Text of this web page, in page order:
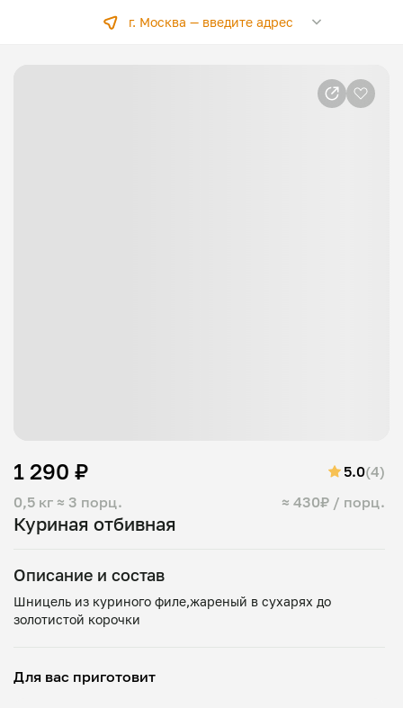
г. Москва —введите адрес
Куриная отбивная
0,5 кг ≈ 3 порц. ≈ 430₽ / порц.
1 290 ₽ 5.0(4)
Описание и состав
Шницель из куриного филе,жареный в сухарях до
Для вас приготовит